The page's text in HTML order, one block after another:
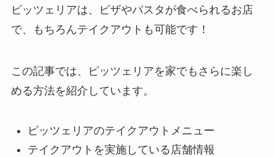
ピッツェリアは、ピザやパスタが食べられるお店
で、もちろんテイクアウトも可能です！
この記事では、ピッツェリアを家でもさらに楽し
める方法を紹介しています。
ピッツェリアのテイクアウトメニュー
テイクアウトを実施している店舗情報